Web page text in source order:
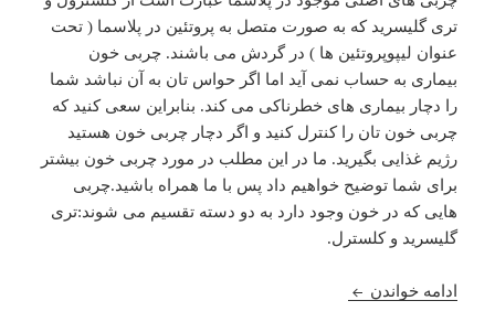
تری گلیسرید که به صورت متصل به پروتئین در پلاسما ( تحت
عنوان لیپوپروتئین ها ) در گردش می باشند. چربی خون
بیماری به حساب نمی آید اما اگر حواس تان به آن نباشد شما
را دچار بیماری های خطرناکی می کند. بنابراین سعی کنید که
چربی خون تان را کنترل کنید و اگر دچار چربی خون هستید
رژیم غذایی بگیرید. ما در این مطلب در مورد چربی خون بیشتر
برای شما توضیح خواهیم داد پس با ما همراه باشید.چربی
هایی که در خون وجود دارد به دو دسته تقسیم می شوند:تری
گلیسرید و کلسترل.
ادامه خواندن از خطرات بالا بودن چربی خون چه میدانید؟